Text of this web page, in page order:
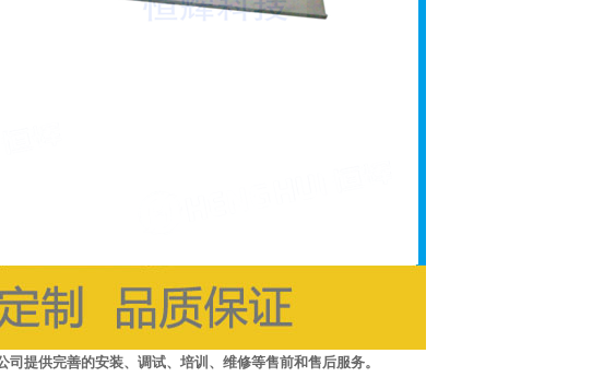
提供完善的安装、调试、培训、维修等售前和售后服务。